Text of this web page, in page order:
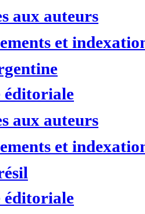
aux auteurs
et
éditoriale
aux auteurs
et
éditoriale